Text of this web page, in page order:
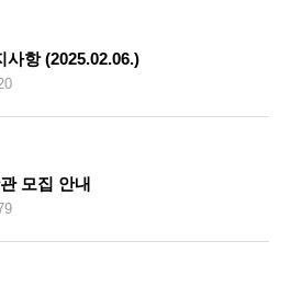
사항 (2025.02.06.)
모집 안내